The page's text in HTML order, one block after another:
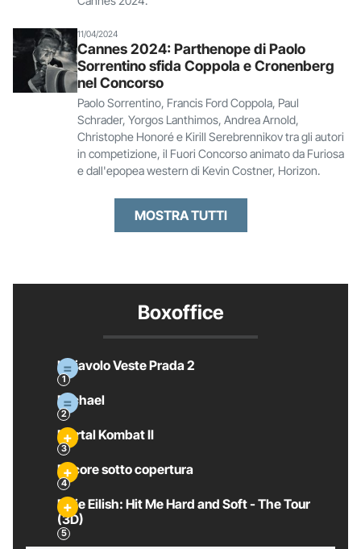
11/04/2024
Cannes 2024: Parthenope di Paolo
Sorrentino sfida Coppola e Cronenberg
nel Concorso
Paolo Sorrentino, Francis Ford Coppola, Paul
Schrader, Yorgos Lanthimos, Andrea Arnold,
Christophe Honoré e Kirill Serebrennikov tra gli autori
in competizione, il Fuori Concorso animato da Furiosa
e dall'epopea western di Kevin Costner, Horizon.
MOSTRA TUTTI
Boxoffice
Il Diavolo Veste Prada 2
Michael
Mortal Kombat II
Pecore sotto copertura
Billie Eilish: Hit Me Hard and Soft - The Tour
(3D)